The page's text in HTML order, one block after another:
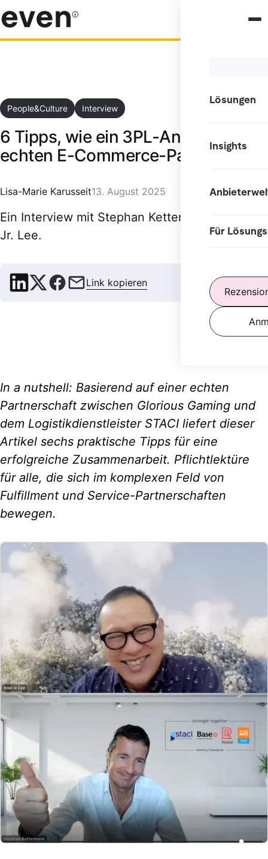
Lösungen
Insights
Für
People&Culture Interview
6 Tipps, wie ein 3PL-Anbieter zum
echten E-Commerce-Partner wird
Lisa-Marie Karusseit13. August 2025
Ein Interview mit Stephan Kettemann und Jose
Jr. Lee.
Link kopieren
In a nutshell: Basierend auf einer echten
Partnerschaft zwischen Glorious Gaming und
dem Logistikdienstleister STACI liefert dieser
Artikel sechs praktische Tipps für eine
erfolgreiche Zusammenarbeit. Pflichtlektüre
für alle, die sich im komplexen Feld von
Fulfillment und Service-Partnerschaften
bewegen.